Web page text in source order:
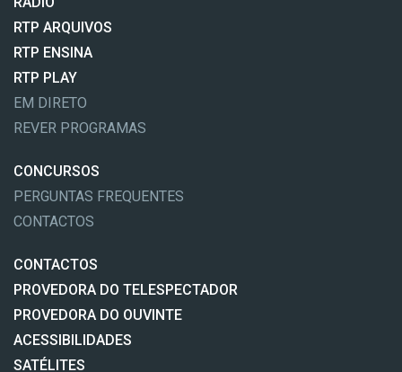
RTP ARQUIVOS
RTP ENSINA
RTP PLAY
EM DIRETO
REVER PROGRAMAS
CONCURSOS
PERGUNTAS FREQUENTES
CONTACTOS
CONTACTOS
PROVEDORA DO TELESPECTADOR
PROVEDORA DO OUVINTE
ACESSIBILIDADES
SATÉLITES